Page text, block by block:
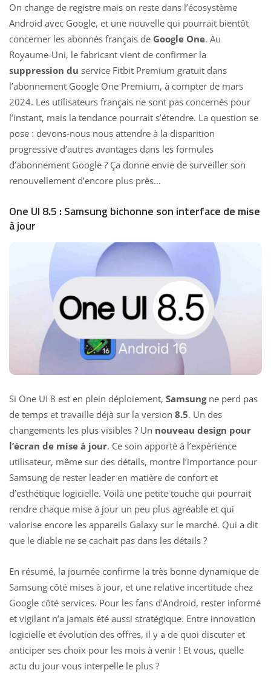
On change de registre mais on reste dans l’écosystème
Android avec Google, et une nouvelle qui pourrait bientôt
concerner les abonnés français de Google One. Au
Royaume-Uni, le fabricant vient de confirmer la
suppression du service Fitbit Premium gratuit dans
l’abonnement Google One Premium, à compter de mars
2024. Les utilisateurs français ne sont pas concernés pour
l’instant, mais la tendance pourrait s’étendre. La question se
pose : devons-nous nous attendre à la disparition
progressive d’autres avantages dans les formules
d’abonnement Google ? Ça donne envie de surveiller son
renouvellement d’encore plus près…
One UI 8.5 : Samsung bichonne son interface de mise
à jour
Si One UI 8 est en plein déploiement, Samsungne perd pas
de temps et travaille déjà sur la version 8.5. Un des
changements les plus visibles ? Un nouveau design pour
l’écran de mise à jour. Ce soin apporté à l’expérience
utilisateur, même sur des détails, montre l’importance pour
Samsung de rester leader en matière de confort et
d’esthétique logicielle. Voilà une petite touche qui pourrait
rendre chaque mise à jour un peu plus agréable et qui
valorise encore les appareils Galaxy sur le marché. Qui a dit
que le diable ne se cachait pas dans les détails ?
En résumé, la journée confirme la très bonne dynamique de
Samsung côté mises à jour, et une relative incertitude chez
Google côté services. Pour les fans d’Android, rester informé
et vigilant n’a jamais été aussi stratégique. Entre innovation
logicielle et évolution des offres, il y a de quoi discuter et
anticiper ses choix pour les mois à venir ! Et vous, quelle
actu du jour vous interpelle le plus ?